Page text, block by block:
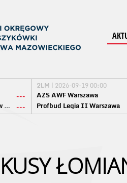
---
Sokół Grupa Avista Ostrów Maz. ---
2LM | 2026-09-19 00:00
AZS AWF Warszawa
Profbud Legia II Warszawa